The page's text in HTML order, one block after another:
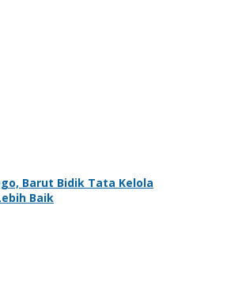
Barut Bidik Tata Kelola
Baik